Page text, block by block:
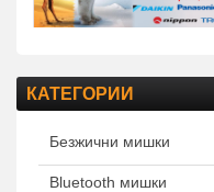
КАТЕГОРИИ
Безжични мишки
Bluetooth мишки